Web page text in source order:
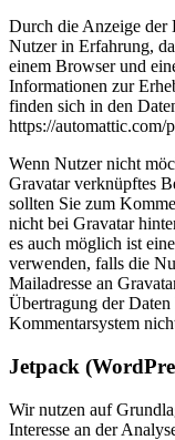
Durch die Anzeige der
Nutzer in Erfahrung,
einem Browser und
Informationen zur
finden sich in den
https://automattic.com/
Wenn Nutzer nicht
Gravatar verknüpftes
sollten Sie zum
nicht bei Gravatar
es auch möglich ist
verwenden, falls die
Mailadresse an
Übertragung der
Kommentarsystem
Jetpack
Wir nutzen auf
Interesse an der